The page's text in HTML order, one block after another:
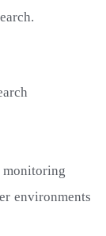
monitoring
environments